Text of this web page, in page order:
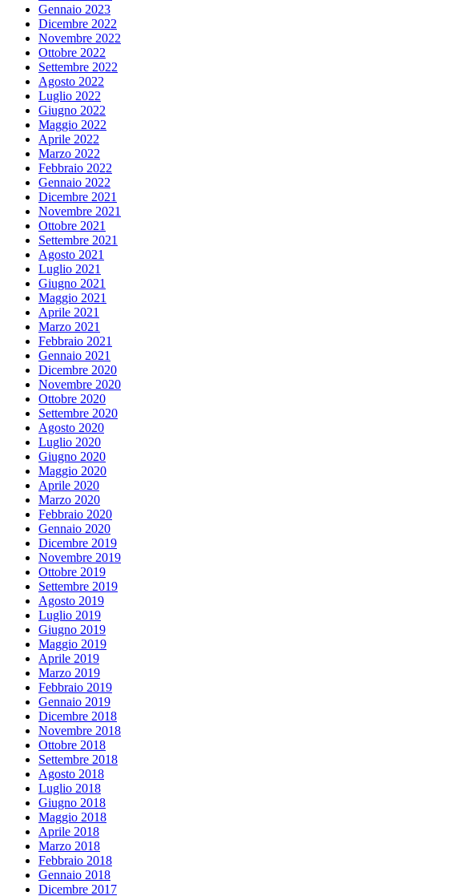
Gennaio 2023
Dicembre 2022
Novembre 2022
Ottobre 2022
Settembre 2022
Agosto 2022
Luglio 2022
Giugno 2022
Maggio 2022
Aprile 2022
Marzo 2022
Febbraio 2022
Gennaio 2022
Dicembre 2021
Novembre 2021
Ottobre 2021
Settembre 2021
Agosto 2021
Luglio 2021
Giugno 2021
Maggio 2021
Aprile 2021
Marzo 2021
Febbraio 2021
Gennaio 2021
Dicembre 2020
Novembre 2020
Ottobre 2020
Settembre 2020
Agosto 2020
Luglio 2020
Giugno 2020
Maggio 2020
Aprile 2020
Marzo 2020
Febbraio 2020
Gennaio 2020
Dicembre 2019
Novembre 2019
Ottobre 2019
Settembre 2019
Agosto 2019
Luglio 2019
Giugno 2019
Maggio 2019
Aprile 2019
Marzo 2019
Febbraio 2019
Gennaio 2019
Dicembre 2018
Novembre 2018
Ottobre 2018
Settembre 2018
Agosto 2018
Luglio 2018
Giugno 2018
Maggio 2018
Aprile 2018
Marzo 2018
Febbraio 2018
Gennaio 2018
Dicembre 2017